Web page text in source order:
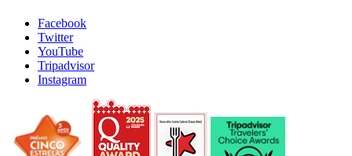
Facebook
Twitter
YouTube
Tripadvisor
Instagram